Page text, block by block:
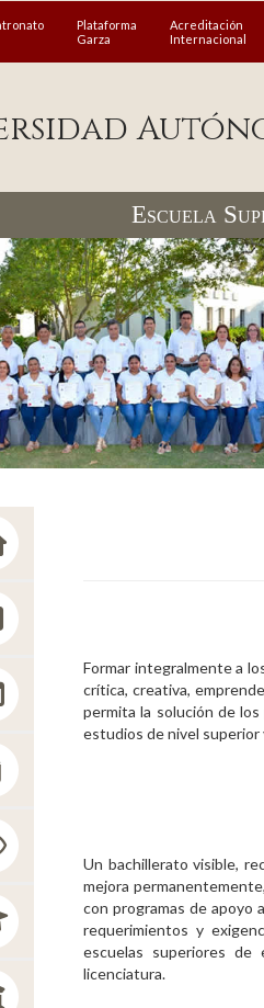
Plataforma
Garza
Acreditación
Internacional
Escuela
Formar integralmente a
crítica, creativa,
permita la solución de
estudios de nivel superior
Un bachillerato visible,
mejora
con programas de apoyo
requerimientos y
escuelas superiores
licenciatura.